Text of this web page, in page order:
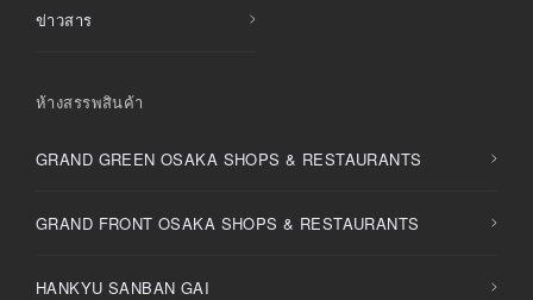
ข่าวสาร
ห้างสรรพสินค้า
GRAND GREEN OSAKA SHOPS & RESTAURANTS
GRAND FRONT OSAKA SHOPS & RESTAURANTS
HANKYU SANBAN GAI